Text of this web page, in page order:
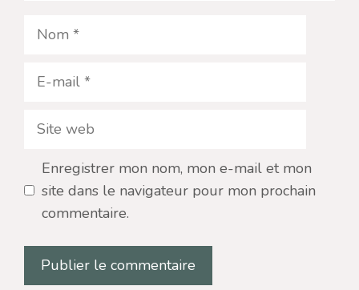
Nom
E-
Site
Enregistrer mon nom, mon e-mail et mon
site dans le navigateur pour mon prochain
commentaire.